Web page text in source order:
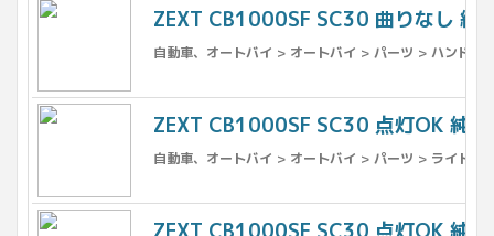
ZEXT CB1000SF SC30 曲りなし 純
自動車、オートバイ > オートバイ > パーツ > ハンドル
ZEXT CB1000SF SC30 点灯OK 純
自動車、オートバイ > オートバイ > パーツ > ライト